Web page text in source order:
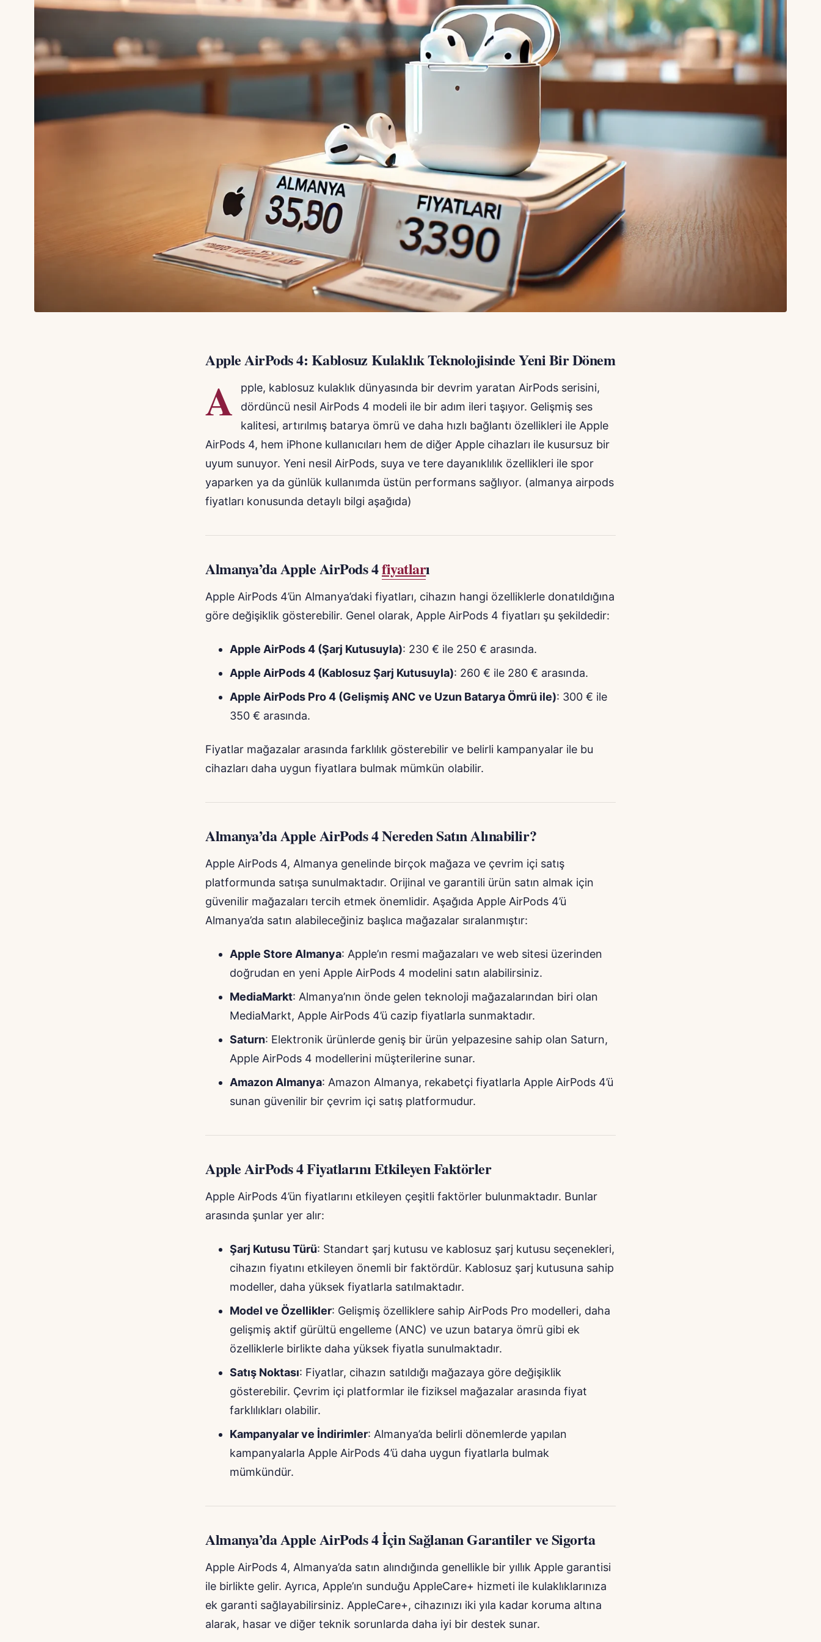
Apple AirPods 4: Kablosuz Kulaklık Teknolojisinde Yeni Bir Dönem
A
pple, kablosuz kulaklık dünyasında bir devrim yaratan AirPods serisini,
dördüncü nesil AirPods 4 modeli ile bir adım ileri taşıyor. Gelişmiş ses
kalitesi, artırılmış batarya ömrü ve daha hızlı bağlantı özellikleri ile Apple
AirPods 4, hem iPhone kullanıcıları hem de diğer Apple cihazları ile kusursuz bir
uyum sunuyor. Yeni nesil AirPods, suya ve tere dayanıklılık özellikleri ile spor
yaparken ya da günlük kullanımda üstün performans sağlıyor. (almanya airpods
fiyatları konusunda detaylı bilgi aşağıda)
Almanya’da Apple AirPods 4fiyatları
Apple AirPods 4’ün Almanya’daki fiyatları, cihazın hangi özelliklerle donatıldığına
göre değişiklik gösterebilir. Genel olarak, Apple AirPods 4 fiyatları şu şekildedir:
Apple AirPods 4 (Şarj Kutusuyla): 230 € ile 250 € arasında.
Apple AirPods 4 (Kablosuz Şarj Kutusuyla): 260 € ile 280 € arasında.
Apple AirPods Pro 4 (Gelişmiş ANC ve Uzun Batarya Ömrü ile): 300 € ile
350 € arasında.
Fiyatlar mağazalar arasında farklılık gösterebilir ve belirli kampanyalar ile bu
cihazları daha uygun fiyatlara bulmak mümkün olabilir.
Almanya’da Apple AirPods 4 Nereden Satın Alınabilir?
Apple AirPods 4, Almanya genelinde birçok mağaza ve çevrim içi satış
platformunda satışa sunulmaktadır. Orijinal ve garantili ürün satın almak için
güvenilir mağazaları tercih etmek önemlidir. Aşağıda Apple AirPods 4’ü
Almanya’da satın alabileceğiniz başlıca mağazalar sıralanmıştır:
Apple Store Almanya: Apple’ın resmi mağazaları ve web sitesi üzerinden
doğrudan en yeni Apple AirPods 4 modelini satın alabilirsiniz.
MediaMarkt: Almanya’nın önde gelen teknoloji mağazalarından biri olan
MediaMarkt, Apple AirPods 4’ü cazip fiyatlarla sunmaktadır.
Saturn: Elektronik ürünlerde geniş bir ürün yelpazesine sahip olan Saturn,
Apple AirPods 4 modellerini müşterilerine sunar.
Amazon Almanya: Amazon Almanya, rekabetçi fiyatlarla Apple AirPods 4’ü
sunan güvenilir bir çevrim içi satış platformudur.
Apple AirPods 4 Fiyatlarını Etkileyen Faktörler
Apple AirPods 4’ün fiyatlarını etkileyen çeşitli faktörler bulunmaktadır. Bunlar
arasında şunlar yer alır:
Şarj Kutusu Türü: Standart şarj kutusu ve kablosuz şarj kutusu seçenekleri,
cihazın fiyatını etkileyen önemli bir faktördür. Kablosuz şarj kutusuna sahip
modeller, daha yüksek fiyatlarla satılmaktadır.
Model ve Özellikler: Gelişmiş özelliklere sahip AirPods Pro modelleri, daha
gelişmiş aktif gürültü engelleme (ANC) ve uzun batarya ömrü gibi ek
özelliklerle birlikte daha yüksek fiyatla sunulmaktadır.
Satış Noktası: Fiyatlar, cihazın satıldığı mağazaya göre değişiklik
gösterebilir. Çevrim içi platformlar ile fiziksel mağazalar arasında fiyat
farklılıkları olabilir.
Kampanyalar ve İndirimler: Almanya’da belirli dönemlerde yapılan
kampanyalarla Apple AirPods 4’ü daha uygun fiyatlarla bulmak
mümkündür.
Almanya’da Apple AirPods 4 İçin Sağlanan Garantiler ve Sigorta
Apple AirPods 4, Almanya’da satın alındığında genellikle bir yıllık Apple garantisi
ile birlikte gelir. Ayrıca, Apple’ın sunduğu AppleCare+ hizmeti ile kulaklıklarınıza
ek garanti sağlayabilirsiniz. AppleCare+, cihazınızı iki yıla kadar koruma altına
alarak, hasar ve diğer teknik sorunlarda daha iyi bir destek sunar.